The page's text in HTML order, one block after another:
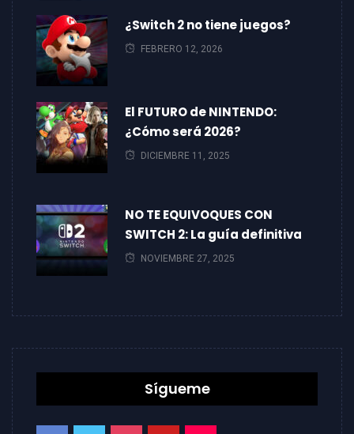
¿Switch 2 no tiene juegos?
FEBRERO 12, 2026
El FUTURO de NINTENDO:
¿Cómo será 2026?
DICIEMBRE 11, 2025
NO TE EQUIVOQUES CON
SWITCH 2: La guía definitiva
NOVIEMBRE 27, 2025
Sígueme